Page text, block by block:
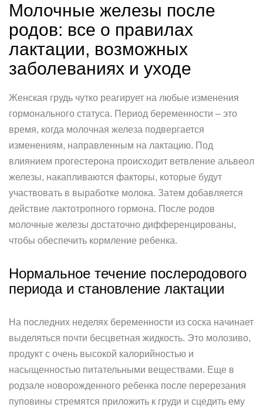
Молочные железы после
родов: все о правилах
лактации, возможных
заболеваниях и уходе
Женская грудь чутко реагирует на любые изменения
гормонального статуса. Период беременности – это
время, когда молочная железа подвергается
изменениям, направленным на лактацию. Под
влиянием прогестерона происходит ветвление альвеол
железы, накапливаются факторы, которые будут
участвовать в выработке молока. Затем добавляется
действие лактотропного гормона. После родов
молочные железы достаточно дифференцированы,
чтобы обеспечить кормление ребенка.
Нормальное течение послеродового
периода и становление лактации
На последних неделях беременности из соска начинает
выделяться почти бесцветная жидкость. Это молозиво,
продукт с очень высокой калорийностью и
насыщенностью питательными веществами. Еще в
родзале новорожденного ребенка после перерезания
пуповины стремятся приложить к груди и сцедить ему